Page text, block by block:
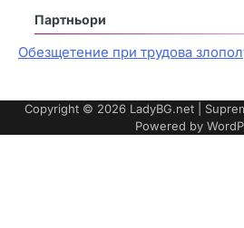
Партньори
Обезщетение при трудова
Copyright © 2026 LadyBG.net |
Powered by